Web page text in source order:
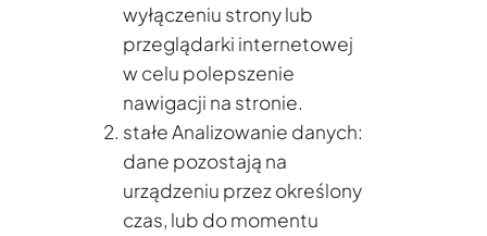
wyłączeniu strony lub
przeglądarki internetowej
w celu polepszenie
nawigacji na stronie.
stałe Analizowanie danych:
dane pozostają na
urządzeniu przez określony
czas, lub do momentu